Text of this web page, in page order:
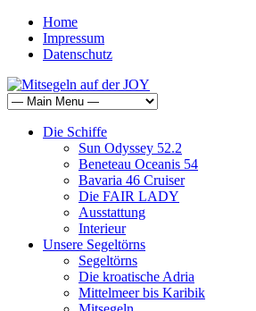
Home
Impressum
Datenschutz
Die Schiffe
Sun Odyssey 52.2
Beneteau Oceanis 54
Bavaria 46 Cruiser
Die FAIR LADY
Ausstattung
Interieur
Unsere Segeltörns
Segeltörns
Die kroatische Adria
Mittelmeer bis Karibik